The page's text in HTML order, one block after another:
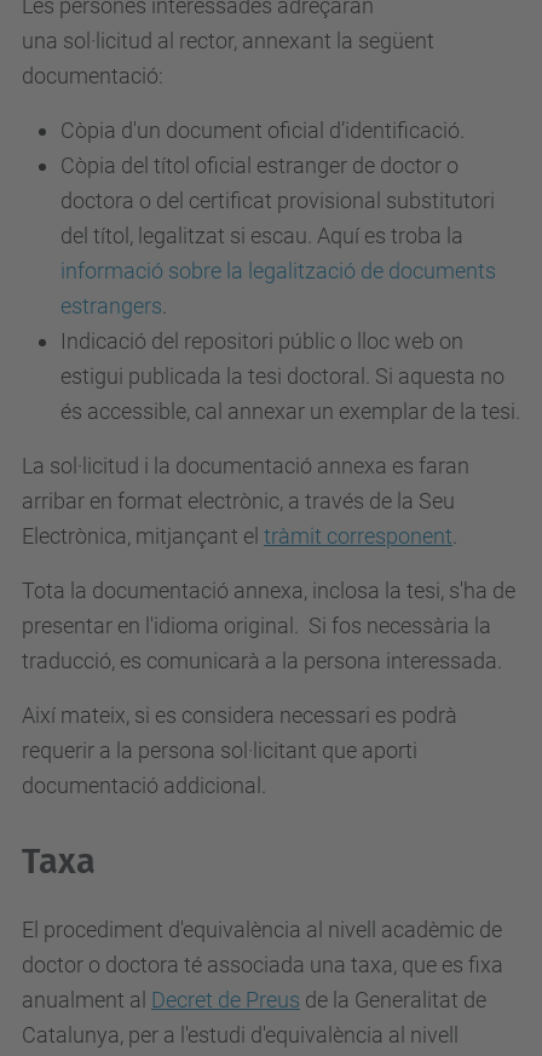
Les persones interessades adreçaran
una sol·licitud al rector, annexant la següent
documentació:
Còpia d'un document oficial d’identificació.
Còpia del títol oficial estranger de doctor o
doctora o del certificat provisional substitutori
del títol, legalitzat si escau. Aquí es troba la
informació sobre la legalització de documents
estrangers
Indicació del repositori públic o lloc web on
estigui publicada la tesi doctoral. Si aquesta no
és accessible, cal annexar un exemplar de la tesi.
La sol·licitud i la documentació annexa es faran
arribar en format electrònic, a través de la Seu
Electrònica, mitjançant el tràmit corresponent
Tota la documentació annexa, inclosa la tesi, s'ha de
presentar en l'idioma original. Si fos necessària la
traducció, es comunicarà a la persona interessada.
Així mateix, si es considera necessari es podrà
requerir a la persona sol·licitant que aporti
documentació addicional.
Taxa
El procediment d'equivalència al nivell acadèmic de
doctor o doctora té associada una taxa, que es fixa
anualment al Decret de Preus de la Generalitat de
Catalunya, per a l'estudi d'equivalència al nivell